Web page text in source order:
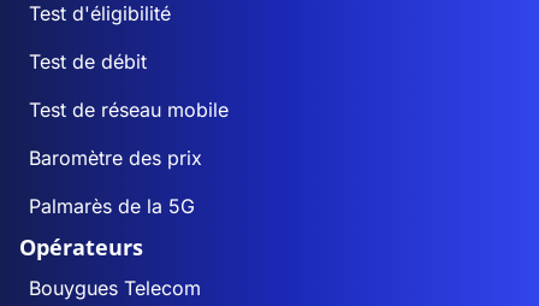
Test d'éligibilité
Test de débit
Test de réseau mobile
Baromètre des prix
Palmarès de la 5G
Opérateurs
Bouygues Telecom